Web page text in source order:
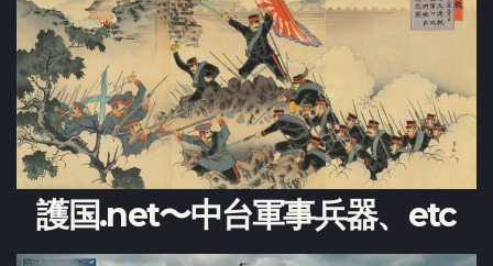
護国.net〜中台軍事兵器、etc